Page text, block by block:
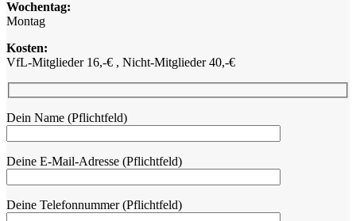
Wochentag:
Montag
Kosten:
VfL-Mitglieder 16,-€ , Nicht-Mitglieder 40,-€
Dein Name (Pflichtfeld)
Deine E-Mail-Adresse (Pflichtfeld)
Deine Telefonnummer (Pflichtfeld)